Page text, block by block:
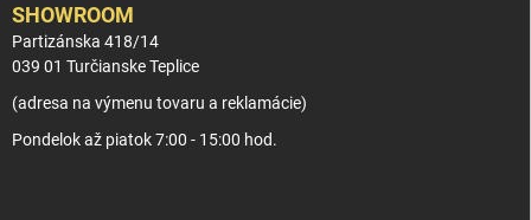
SHOWROOM
Partizánska 418/14
039 01 Turčianske Teplice
(adresa na výmenu tovaru a reklamácie)
Pondelok až piatok 7:00 - 15:00 hod.